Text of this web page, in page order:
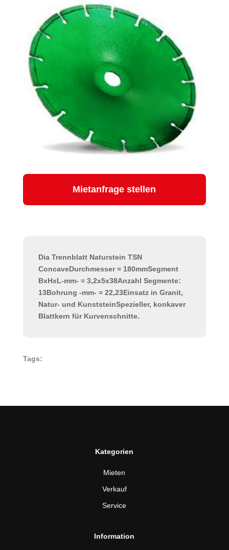
Mietanfrage stellen
Dia Trennblatt Naturstein TSN
ConcaveDurchmesser = 180mmSegment
BxHxL-mm- = 3,2x5x38Anzahl Segmente:
13Bohrung -mm- = 22,23Einsatz in Granit,
Natur- und KunststeinSpezieller, konkaver
Blattkern für Kurvenschnitte.
Tags:
Kategorien
Mieten
Verkauf
Service
Information